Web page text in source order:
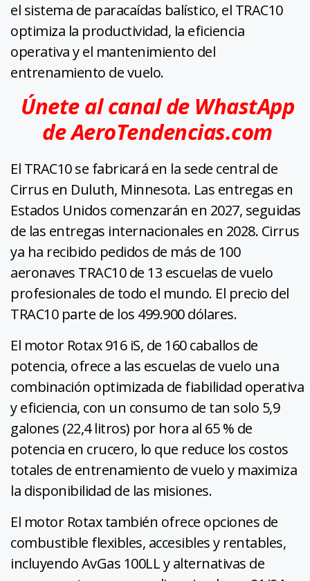
el sistema de paracaídas balístico, el TRAC10
optimiza la productividad, la eficiencia
operativa y el mantenimiento del
entrenamiento de vuelo.
Únete al canal de WhastApp
de AeroTendencias.com
El TRAC10 se fabricará en la sede central de
Cirrus en Duluth, Minnesota. Las entregas en
Estados Unidos comenzarán en 2027, seguidas
de las entregas internacionales en 2028. Cirrus
ya ha recibido pedidos de más de 100
aeronaves TRAC10 de 13 escuelas de vuelo
profesionales de todo el mundo. El precio del
TRAC10 parte de los 499.900 dólares.
El motor Rotax 916 iS, de 160 caballos de
potencia, ofrece a las escuelas de vuelo una
combinación optimizada de fiabilidad operativa
y eficiencia, con un consumo de tan solo 5,9
galones (22,4 litros) por hora al 65 % de
potencia en crucero, lo que reduce los costos
totales de entrenamiento de vuelo y maximiza
la disponibilidad de las misiones.
El motor Rotax también ofrece opciones de
combustible flexibles, accesibles y rentables,
incluyendo AvGas 100LL y alternativas de